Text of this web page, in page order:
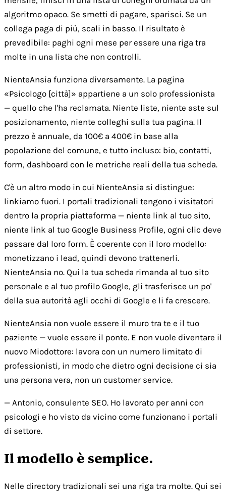
algoritmo opaco. Se smetti di pagare, sparisci. Se un
collega paga di più, scali in basso. Il risultato è
prevedibile: paghi ogni mese per essere una riga tra
molte in una lista che non controlli.
NienteAnsia funziona diversamente. La pagina
«Psicologo [città]» appartiene a un solo professionista
— quello che l'ha reclamata. Niente liste, niente aste sul
posizionamento, niente colleghi sulla tua pagina. Il
prezzo è annuale, da 100€ a 400€ in base alla
popolazione del comune, e tutto incluso: bio, contatti,
form, dashboard con le metriche reali della tua scheda.
C'è un altro modo in cui NienteAnsia si distingue:
linkiamo fuori. I portali tradizionali tengono i visitatori
dentro la propria piattaforma — niente link al tuo sito,
niente link al tuo Google Business Profile, ogni clic deve
passare dal loro form. È coerente con il loro modello:
monetizzano i lead, quindi devono trattenerli.
NienteAnsia no. Qui la tua scheda rimanda al tuo sito
personale e al tuo profilo Google, gli trasferisce un po'
della sua autorità agli occhi di Google e li fa crescere.
NienteAnsia non vuole essere il muro tra te e il tuo
paziente — vuole essere il ponte. E non vuole diventare il
nuovo Miodottore: lavora con un numero limitato di
professionisti, in modo che dietro ogni decisione ci sia
una persona vera, non un customer service.
— Antonio, consulente SEO. Ho lavorato per anni con
psicologi e ho visto da vicino come funzionano i portali
di settore.
Il modello è semplice.
Nelle directory tradizionali sei una riga tra molte. Qui sei